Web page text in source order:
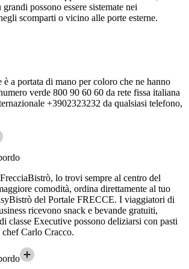
possono essere sistemate nei
scomparti o vicino alle porte esterne.
è a portata di mano per coloro che ne hanno
verde 800 90 60 60 da rete fissa italiana
+3902323232 da qualsiasi telefono,
lo trovi sempre al centro del
comodità, ordina direttamente al tuo
del Portale FRECCE. I viaggiatori di
ricevono snack e bevande gratuiti,
classe Executive possono deliziarsi con pasti
Carlo Cracco.